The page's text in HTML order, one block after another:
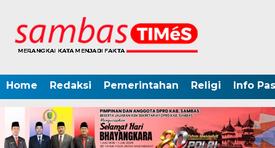
Home Redaksi Pemerintahan Religi Info